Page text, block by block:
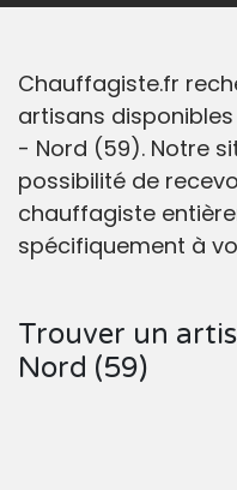
Chauffagiste.fr
artisans
- Nord (59). Notre
possibilité de
chauffagiste
spécifiquement à
Trouver un
Nord (59)